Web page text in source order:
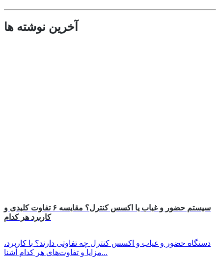
آخرین نوشته ها
سیستم حضور و غیاب یا اکسس کنترل؟ مقایسه ۶ تفاوت کلیدی و
کاربرد هر کدام
دستگاه حضور و غیاب و اکسس کنترل چه تفاوتی دارند؟ با کاربرد،
مزایا و تفاوت‌های هر کدام آشنا...